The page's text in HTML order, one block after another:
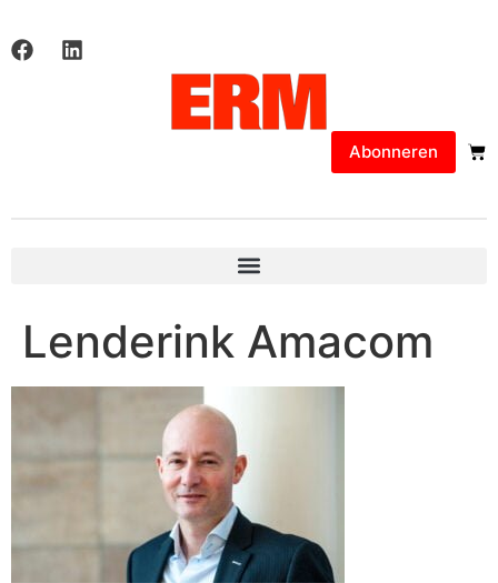
Abonneren
Lenderink Amacom